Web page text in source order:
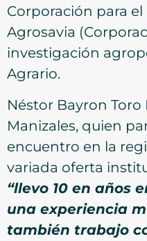
Corporación para
Agrosavia
investigación
Agrario.
Néstor Bayron
Manizales, quien
encuentro en la
variada oferta
“llevo 10 en años
una experiencia
también trabajo